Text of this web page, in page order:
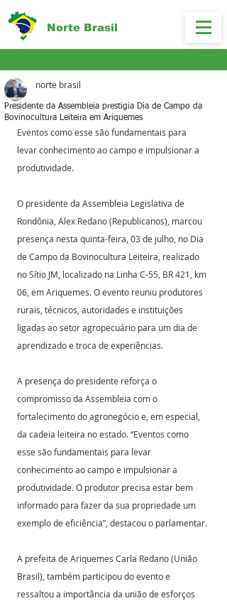
Norte Brasil
Presidente da Assembleia prestigia Dia de Campo da
Bovinocultura Leiteira em Ariquemes
norte brasil
Eventos como esse são fundamentais para
levar conhecimento ao campo e impulsionar a
produtividade.
O presidente da Assembleia Legislativa de
Rondônia, Alex Redano (Republicanos), marcou
presença nesta quinta-feira, 03 de julho, no Dia
de Campo da Bovinocultura Leiteira, realizado
no Sítio JM, localizado na Linha C-55, BR 421, km
06, em Ariquemes. O evento reuniu produtores
rurais, técnicos, autoridades e instituições
ligadas ao setor agropecuário para um dia de
aprendizado e troca de experiências.
A presença do presidente reforça o
compromisso da Assembleia com o
fortalecimento do agronegócio e, em especial,
da cadeia leiteira no estado. “Eventos como
esse são fundamentais para levar
conhecimento ao campo e impulsionar a
produtividade. O produtor precisa estar bem
informado para fazer da sua propriedade um
exemplo de eficiência”, destacou o parlamentar.
A prefeita de Ariquemes Carla Redano (União
Brasil), também participou do evento e
ressaltou a importância da união de esforços